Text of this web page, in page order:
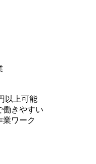
以上可能
きやすい
ワーク